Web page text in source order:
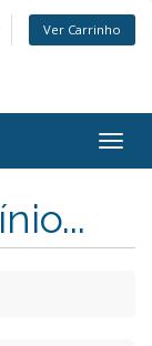
Ver Carrinho